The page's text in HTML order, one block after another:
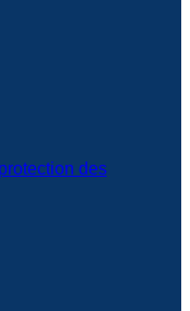
des